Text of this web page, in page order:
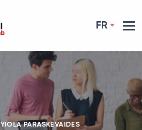
FR
YIOLAPARASKEVAIDES